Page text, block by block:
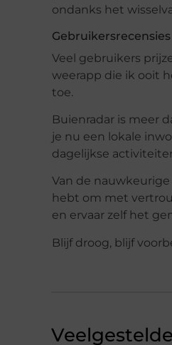
ondanks het
Gebruikersrecensies
Veel gebruikers
weerapp die ik ooit
toe.
Buienradar is meer
je nu een lokale
dagelijkse
Van de
hebt om met
en ervaar zelf het
Blijf droog, blijf